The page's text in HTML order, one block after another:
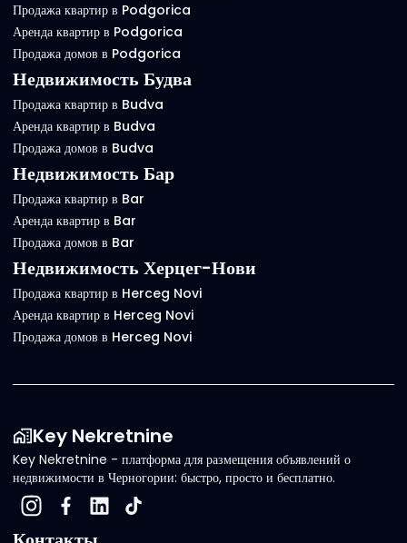
Продажа квартир в Podgorica
Аренда квартир в Podgorica
Продажа домов в Podgorica
Недвижимость Будва
Продажа квартир в Budva
Аренда квартир в Budva
Продажа домов в Budva
Недвижимость Бар
Продажа квартир в Bar
Аренда квартир в Bar
Продажа домов в Bar
Недвижимость Херцег-Нови
Продажа квартир в Herceg Novi
Аренда квартир в Herceg Novi
Продажа домов в Herceg Novi
Key Nekretnine
Key Nekretnine - платформа для размещения объявлений о
недвижимости в Черногории: быстро, просто и бесплатно.